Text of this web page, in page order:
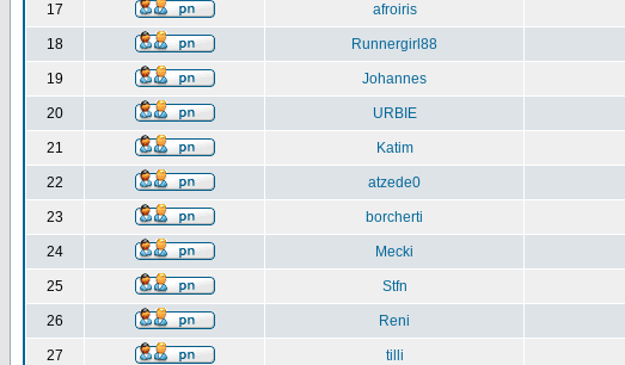
17 afroiris
18 Runnergirl88
19 Johannes
20 URBIE
21 Katim
22 atzede0
23 borcherti
24 Mecki
25 Stfn
26 Reni
27 tilli